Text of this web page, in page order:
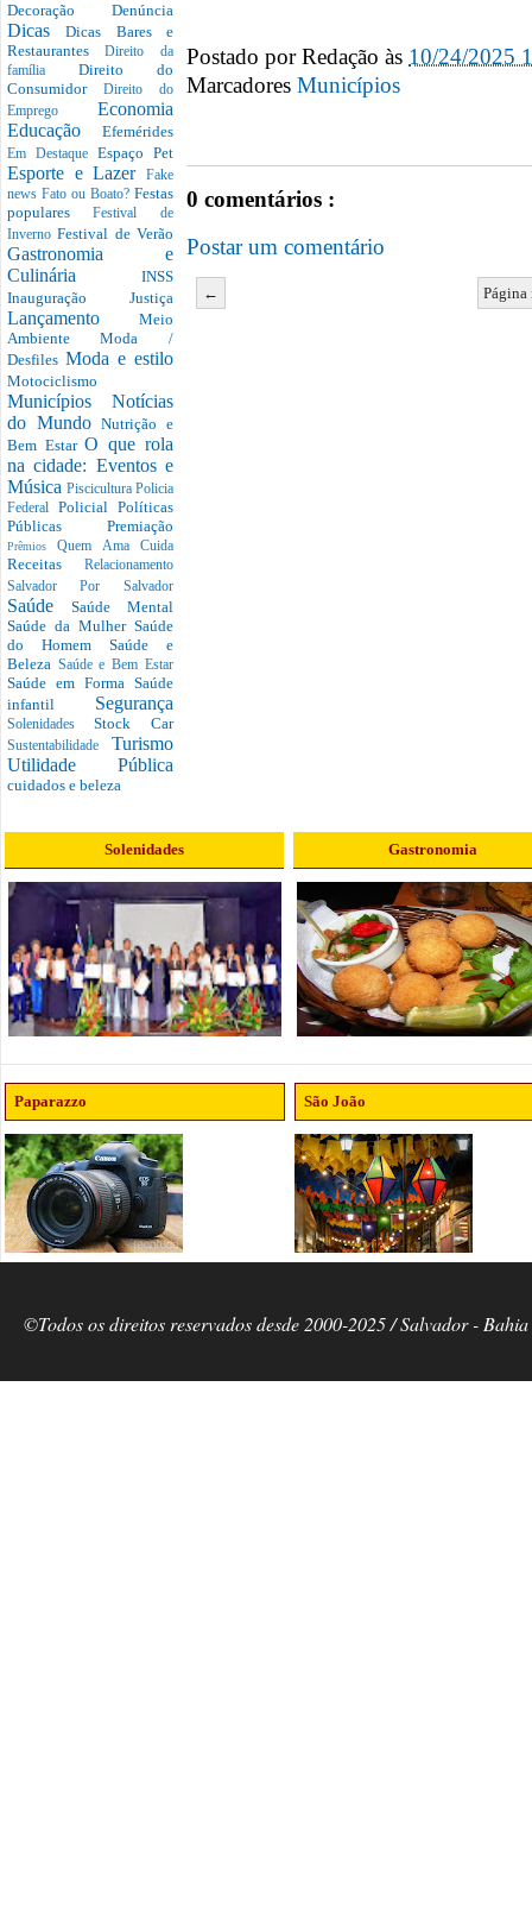
Decoração Denúncia
DicasDicas Bares e
RestaurantesDireito da
família Direito do
Consumidor Direito do
Emprego Economia
Educação Efemérides
Em Destaque Espaço Pet
Esporte e Lazer
Fake
news Fato ou Boato? Festas
popularesFestival de
InvernoFestival de Verão
Gastronomia e
Culinária INSS
Inauguração Justiça
Lançamento Meio
AmbienteModa /
Desfiles Moda e estilo
Motociclismo
Municípios Notícias
do MundoNutrição e
Bem EstarO que rola
na cidade: Eventos e
Música Piscicultura Policia
Federal Policial Políticas
Públicas Premiação
PrêmiosQuem Ama Cuida
Receitas Relacionamento
Salvador Por Salvador
Saúde Saúde Mental
Saúde da Mulher Saúde
do Homem Saúde e
Beleza Saúde e Bem Estar
Saúde em Forma Saúde
infantil Segurança
SolenidadesStock Car
Sustentabilidade Turismo
Utilidade Pública
cuidados e beleza
Postado porRedação às 10/24/2025
Marcadores Municípios
0 comentários :
Postar um comentário
←
Solenidades Gastronomia
Paparazzo São João
©Todos os direitos reservados desde 2000-2025 / Salvador -